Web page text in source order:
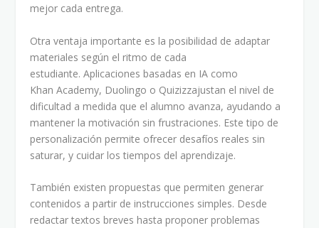
mejor cada entrega.
Otra ventaja importante es la posibilidad de adaptar
materiales según el ritmo de cada
estudiante. Aplicaciones basadas en IA como
Khan Academy, Duolingo o Quizizzajustan el nivel de
dificultad a medida que el alumno avanza, ayudando a
mantener la motivación sin frustraciones. Este tipo de
personalización permite ofrecer desafíos reales sin
saturar, y cuidar los tiempos del aprendizaje.
También existen propuestas que permiten generar
contenidos a partir de instrucciones simples. Desde
redactar textos breves hasta proponer problemas